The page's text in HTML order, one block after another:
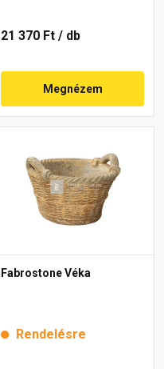
21 370 Ft / db
Megnézem
Fabrostone Véka
Rendelésre